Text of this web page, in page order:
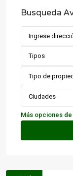
Busqueda
Tipos
Tipo de
Ciudades
Más opciones